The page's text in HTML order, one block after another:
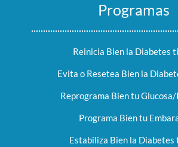
Programas
Reinicia Bien la Diabetes
Evita o Resetea Bien la
Reprograma Bien tu
Programa Bien tu
Estabiliza Bien la Diabetes